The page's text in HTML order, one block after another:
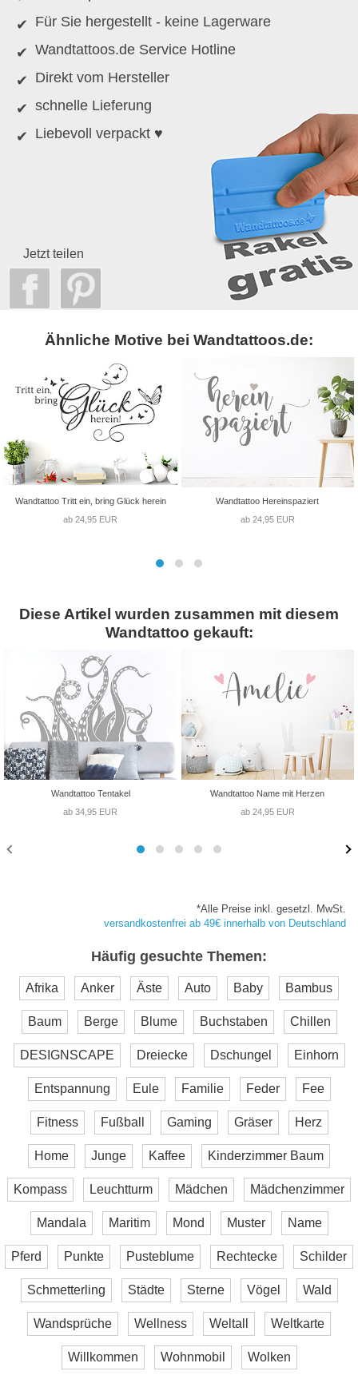
Für Sie hergestellt - keine Lagerware
Wandtattoos.de Service Hotline
Direkt vom Hersteller
schnelle Lieferung
Liebevoll verpackt ♥
Jetzt teilen
Ähnliche Motive bei Wandtattoos.de:
Wandtattoo Tritt ein, bring Glück herein
ab 24,95 EUR
Wandtattoo Hereinspaziert
ab 24,95 EUR
Diese Artikel wurden zusammen mit diesem
Wandtattoo gekauft:
Wandtattoo Tentakel
ab 34,95 EUR
Wandtattoo Name mit Herzen
ab 24,95 EUR
*Alle Preise inkl. gesetzl. MwSt.
versandkostenfrei ab 49€ innerhalb von Deutschland
Häufig gesuchte Themen:
Afrika Anker Äste Auto Baby Bambus
Baum Berge Blume Buchstaben Chillen
DESIGNSCAPE Dreiecke Dschungel Einhorn
Entspannung Eule Familie Feder Fee
Fitness Fußball Gaming Gräser Herz
Home Junge Kaffee Kinderzimmer Baum
Kompass Leuchtturm Mädchen Mädchenzimmer
Mandala Maritim Mond Muster Name
Pferd Punkte Pusteblume Rechtecke Schilder
Schmetterling Städte Sterne Vögel Wald
Wandsprüche Wellness Weltall Weltkarte
Willkommen Wohnmobil Wolken